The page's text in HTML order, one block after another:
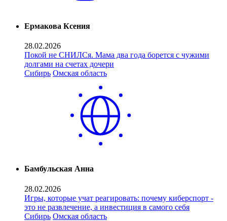
Ермакова Ксения
28.02.2026
Покой не СНИЛСя. Мама два года борется с чужими
долгами на счетах дочери
Сибирь Омская область
Бамбульская Анна
28.02.2026
Игры, которые учат реагировать: почему киберспорт -
это не развлечение, а инвестиция в самого себя
Сибирь Омская область